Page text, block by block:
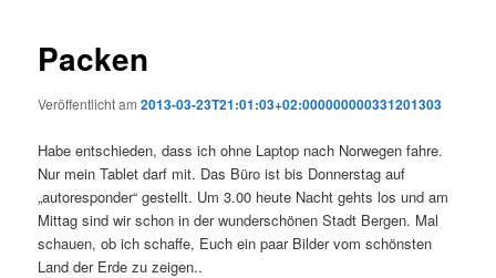
Packen
Veröffentlicht am2013-03-23T21:01:03+02:000000000331201303
Habe entschieden, dass ich ohne Laptop nach Norwegen fahre.
Nur mein Tablet darf mit. Das Büro ist bis Donnerstag auf
„autoresponder“ gestellt. Um 3.00 heute Nacht gehts los und am
Mittag sind wir schon in der wunderschönen Stadt Bergen. Mal
schauen, ob ich schaffe, Euch ein paar Bilder vom schönsten
Land der Erde zu zeigen..